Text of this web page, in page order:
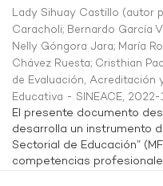
Lady Sihuay Castillo (autor
Caracholi; Bernardo García
Nelly Góngora Jara; María
Chávez Ruesta; Cristhian
de Evaluación,
Educativa - SINEACE,
El presente documento
desarrolla un instrumento
Sectorial de Educación”
competencias